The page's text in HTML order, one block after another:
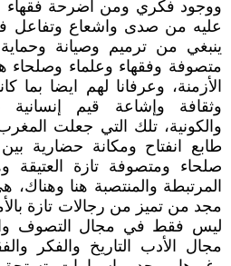
ووجود فكري ومن أضرحة فقهاء
عليه من صدى واشعاع وتفاعل
ينبغي من ترميم وصيانة
متصوفة وفقهاء وعلماء وصلحاء
الأزمنة، وعرفانا لهم ايضا بما
وثقافة وإشاعة قيم
والكونية، تلك التي جعلت
طابع انفتاح ومكانة حضارية
صلحاء ومتصوفة تازة العتيقة
المرتبطة والمنتصبة هنا
مجد من تميز من رجالات تازة
ليس فقط في مجال التصوف
مجال الأدب التاريخ والفكر